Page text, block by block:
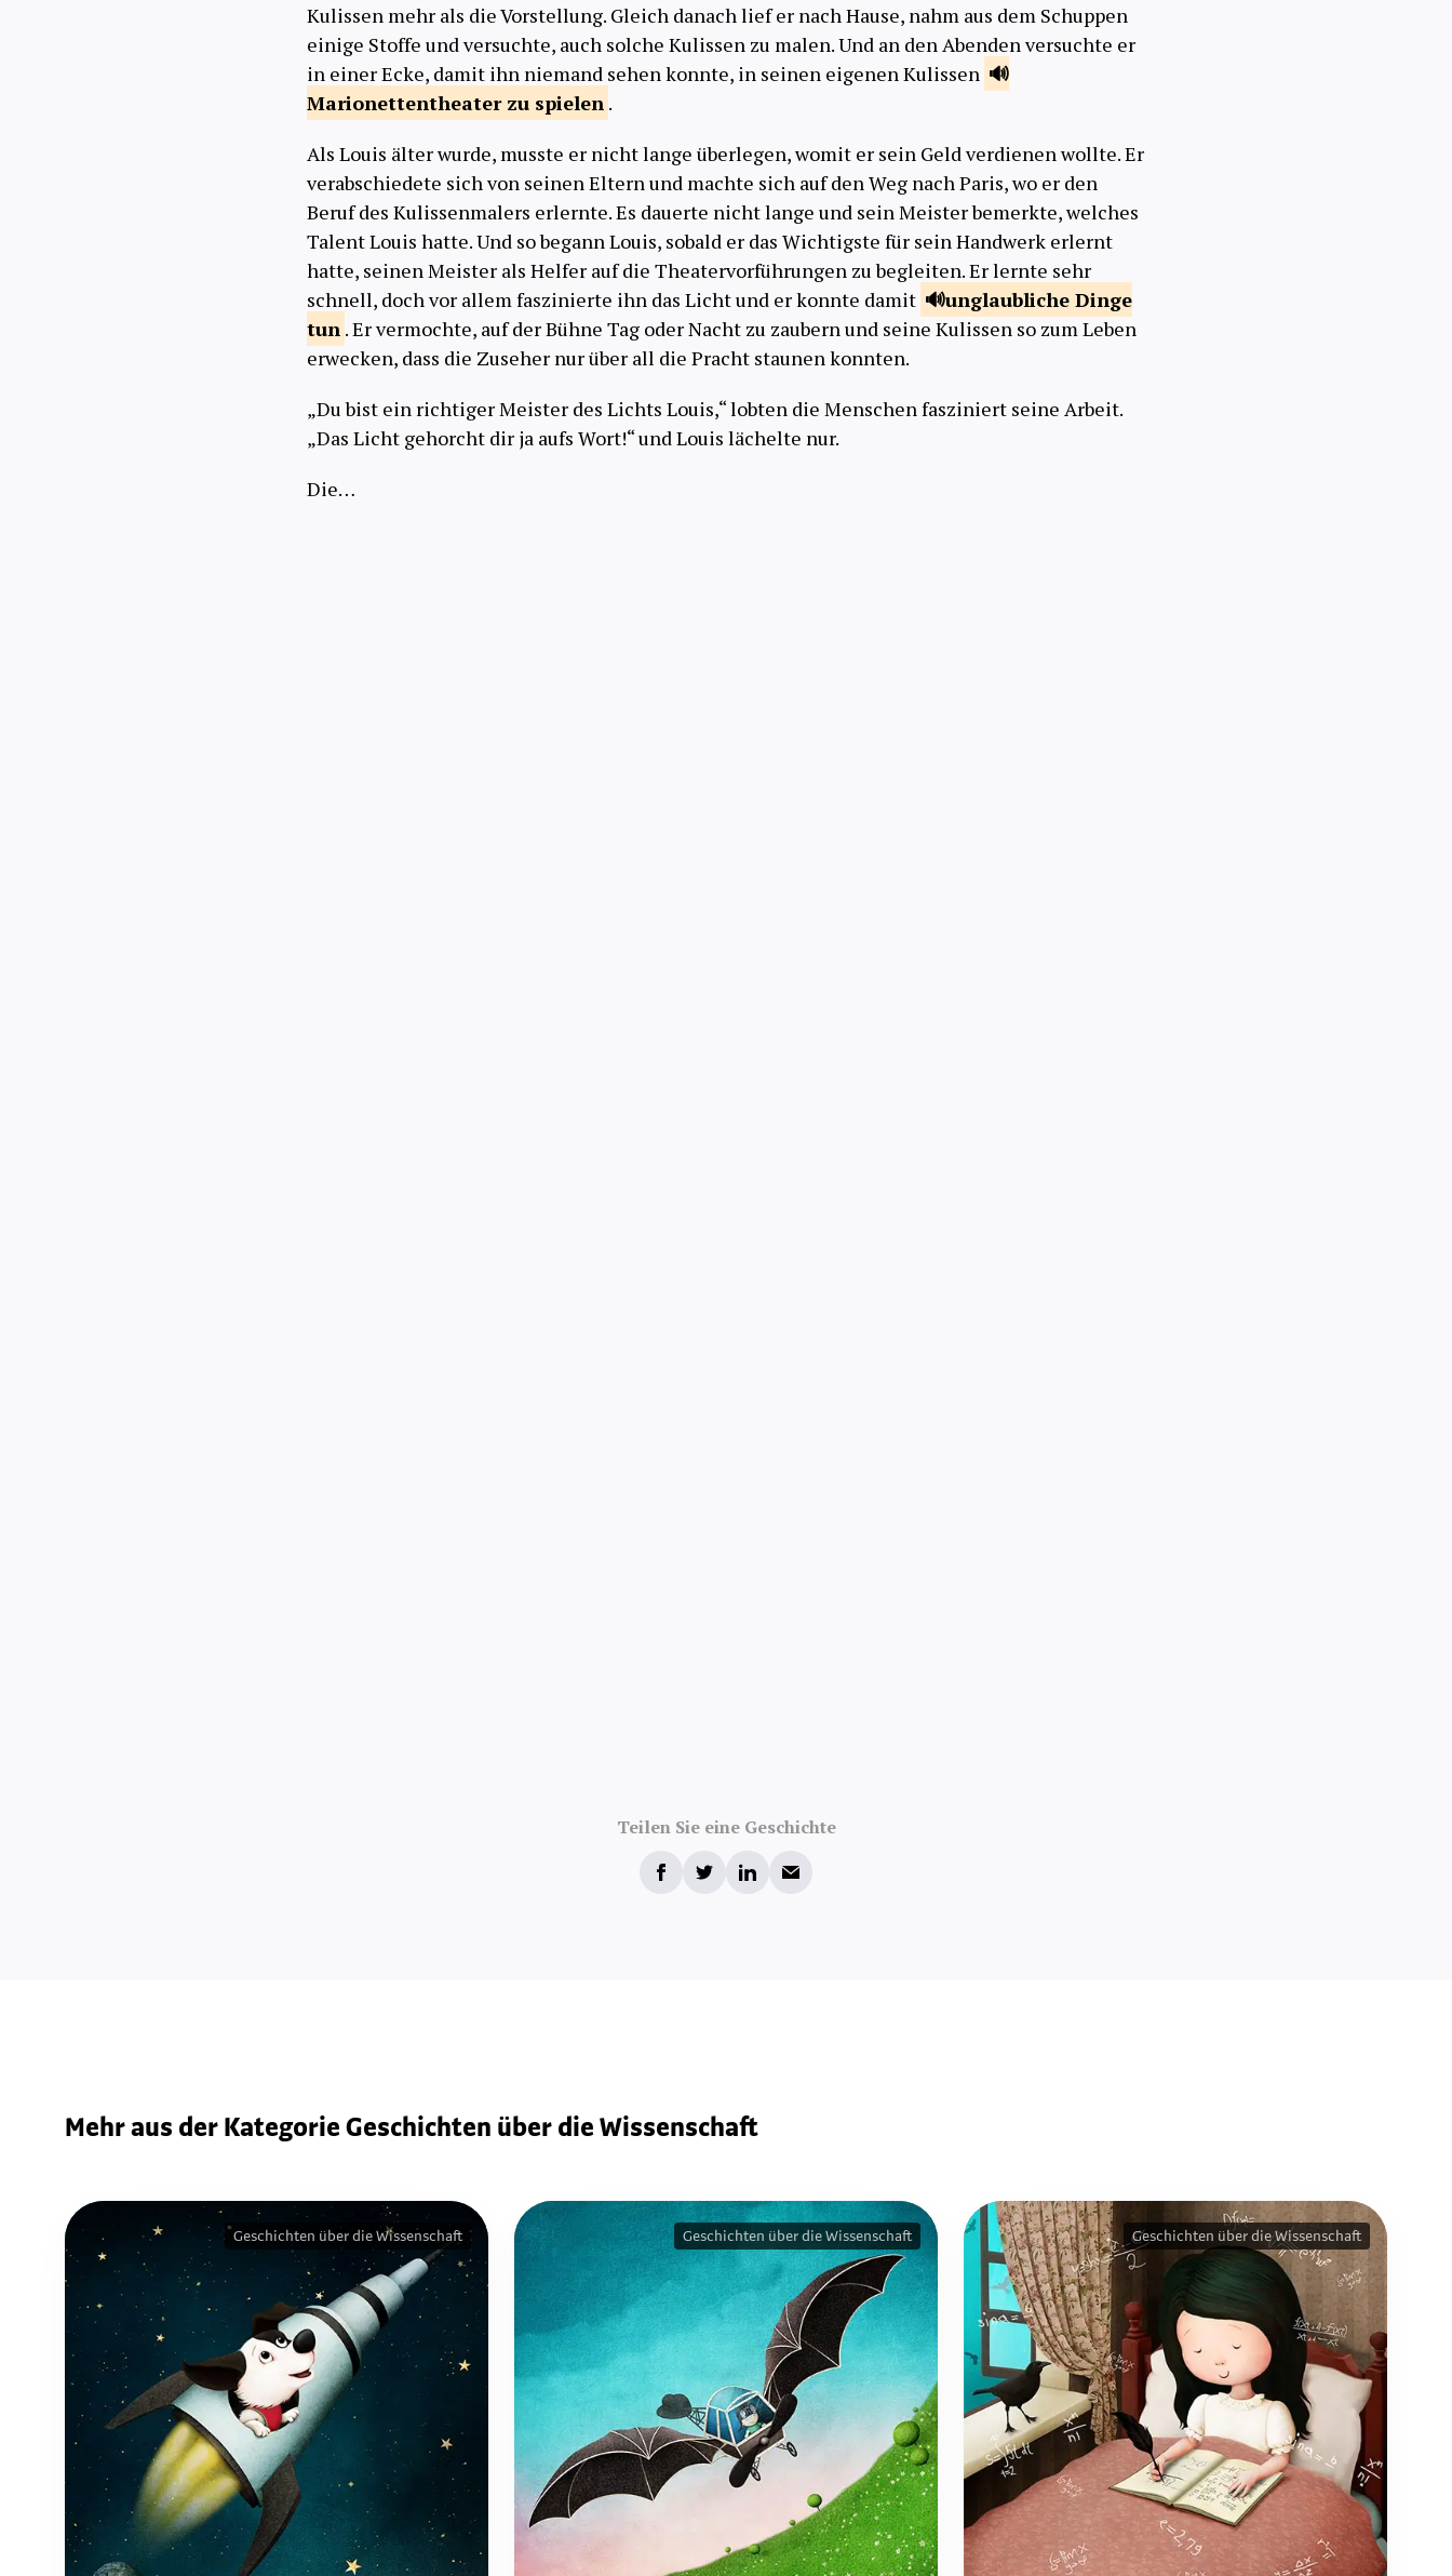
Kulissen mehr als die Vorstellung. Gleich danach lief er nach Hause, nahm aus dem Schuppen
einige Stoffe und versuchte, auch solche Kulissen zu malen. Und an den Abenden versuchte er
in einer Ecke, damit ihn niemand sehen konnte, in seinen eigenen Kulissen
Marionettentheater zu spielen .
Als Louis älter wurde, musste er nicht lange überlegen, womit er sein Geld verdienen wollte. Er
verabschiedete sich von seinen Eltern und machte sich auf den Weg nach Paris, wo er den
Beruf des Kulissenmalers erlernte. Es dauerte nicht lange und sein Meister bemerkte, welches
Talent Louis hatte. Und so begann Louis, sobald er das Wichtigste für sein Handwerk erlernt
hatte, seinen Meister als Helfer auf die Theatervorführungen zu begleiten. Er lernte sehr
schnell, doch vor allem faszinierte ihn das Licht und er konnte damit
unglaubliche Dinge
tun . Er vermochte, auf der Bühne Tag oder Nacht zu zaubern und seine Kulissen so zum Leben
erwecken, dass die Zuseher nur über all die Pracht staunen konnten.
„Du bist ein richtiger Meister des Lichts Louis,“ lobten die Menschen fasziniert seine Arbeit.
„Das Licht gehorcht dir ja aufs Wort!“ und Louis lächelte nur.
Die…
Teilen Sie eine Geschichte
Mehr aus der Kategorie Geschichten über die Wissenschaft
Geschichten über die Wissenschaft Geschichten über die Wissenschaft Geschichten über die Wissenschaft